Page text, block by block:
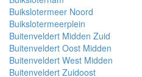
Buikslotermeer Noord
Buikslotermeerplein
Buitenveldert Midden Zuid
Buitenveldert Oost Midden
Buitenveldert West Midden
Buitenveldert Zuidoost